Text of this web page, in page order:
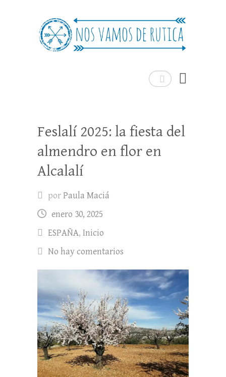
Buscar
Nos Vamos de Rutica
Feslalí 2025: la fiesta del
almendro en flor en
Alcalalí
porPaula Maciá
enero 30, 2025
ESPAÑA, Inicio
No hay comentarios